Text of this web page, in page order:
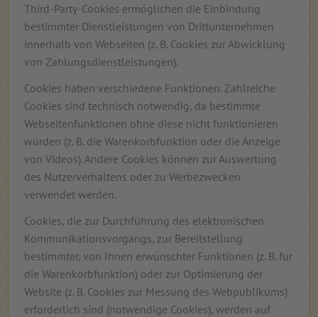
Third-Party-Cookies ermöglichen die Einbindung
bestimmter Dienstleistungen von Drittunternehmen
innerhalb von Webseiten (z. B. Cookies zur Abwicklung
von Zahlungsdienstleistungen).
Cookies haben verschiedene Funktionen. Zahlreiche
Cookies sind technisch notwendig, da bestimmte
Webseitenfunktionen ohne diese nicht funktionieren
würden (z. B. die Warenkorbfunktion oder die Anzeige
von Videos). Andere Cookies können zur Auswertung
des Nutzerverhaltens oder zu Werbezwecken
verwendet werden.
Cookies, die zur Durchführung des elektronischen
Kommunikationsvorgangs, zur Bereitstellung
bestimmter, von Ihnen erwünschter Funktionen (z. B. für
die Warenkorbfunktion) oder zur Optimierung der
Website (z. B. Cookies zur Messung des Webpublikums)
erforderlich sind (notwendige Cookies), werden auf